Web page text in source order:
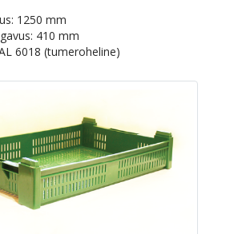
1250 mm
410 mm
6018 (tumeroheline)